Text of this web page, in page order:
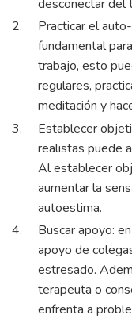
desconectar del
Practicar el
fundamental
trabajo, esto
regulares,
meditación y
Establecer
realistas puede
Al establecer
aumentar la
autoestima.
Buscar apoyo:
apoyo de
estresado.
terapeuta o
enfrenta a